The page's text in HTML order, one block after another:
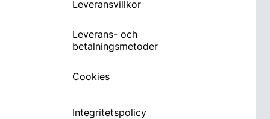
Leveransvillkor
Leverans- och
betalningsmetoder
Cookies
Integritetspolicy